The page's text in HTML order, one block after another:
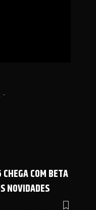
-
COM BETA
NOVIDADES